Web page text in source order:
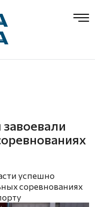
успешно
соревнованиях